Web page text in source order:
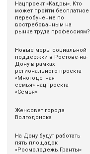
Нацпроект «Кадры». Кто
может пройти бесплатное
переобучение по
востребованным на
рынке труда профессиям?
Новые меры социальной
поддержки в Ростове-на-
Дону в рамках
регионального проекта
«Многодетная
семья» нацпроекта
«Семья»
Женсовет города
Волгодонска
На Дону будут работать
пять площадок
«Росмолодежь.Гранты»